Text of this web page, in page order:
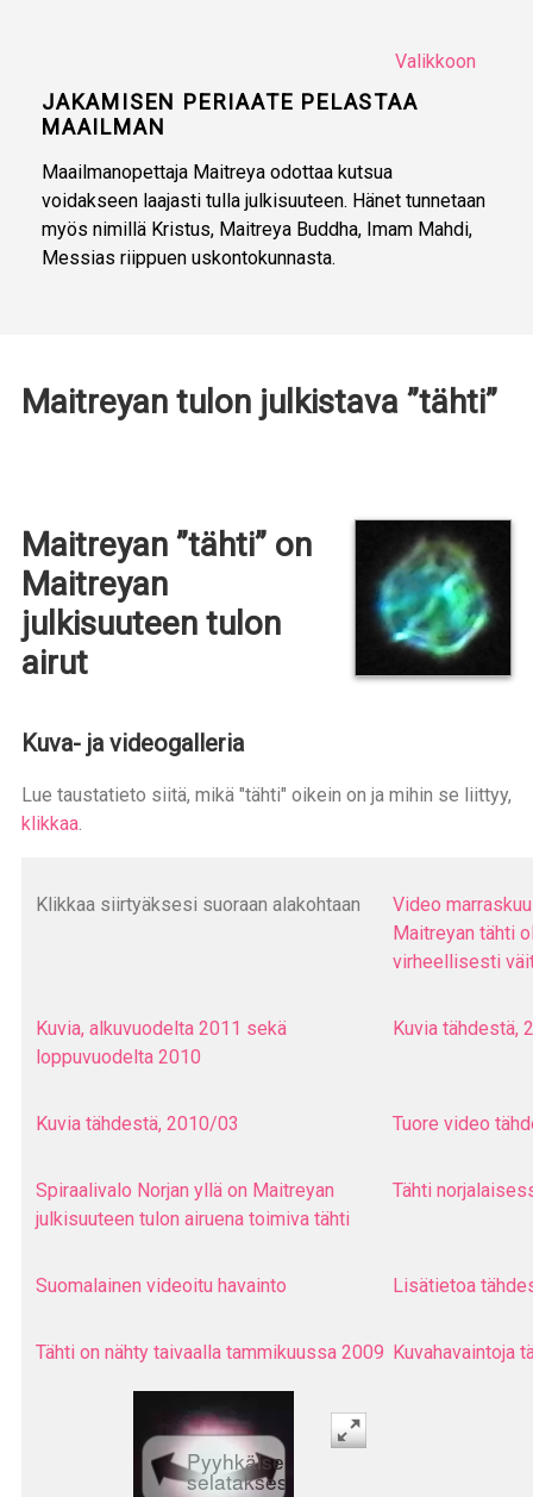
Valikkoon
JAKAMISEN PERIAATE PELASTAA
MAAILMAN
Maailmanopettaja Maitreya odottaa kutsua
voidakseen laajasti tulla julkisuuteen. Hänet tunnetaan
myös nimillä Kristus, Maitreya Buddha, Imam Mahdi,
Messias riippuen uskontokunnasta.
Maitreyan tulon julkistava ”tähti”
Maitreyan ”tähti” on
Maitreyan
julkisuuteen tulon
airut
Kuva- ja videogalleria
Lue taustatieto siitä, mikä "tähti" oikein on ja mihin se liittyy,
klikkaa.
Klikkaa siirtyäksesi suoraan alakohtaan
Video
Maitreyan tähti
virheellisesti
Kuvia, alkuvuodelta 2011 sekä
loppuvuodelta 2010
Kuvia tähdestä,
Kuvia tähdestä, 2010/03 Tuore video
Spiraalivalo Norjan yllä on Maitreyan
julkisuuteen tulon airuena toimiva tähti
Tähti
Suomalainen videoitu havainto Lisätietoa
Tähti on nähty taivaalla tammikuussa 2009 Kuvahavaintoja
Pyyhkäise
selataksesi